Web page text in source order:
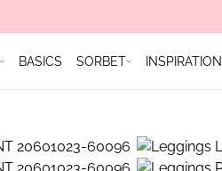
BASICS SORBET INSPIRATION